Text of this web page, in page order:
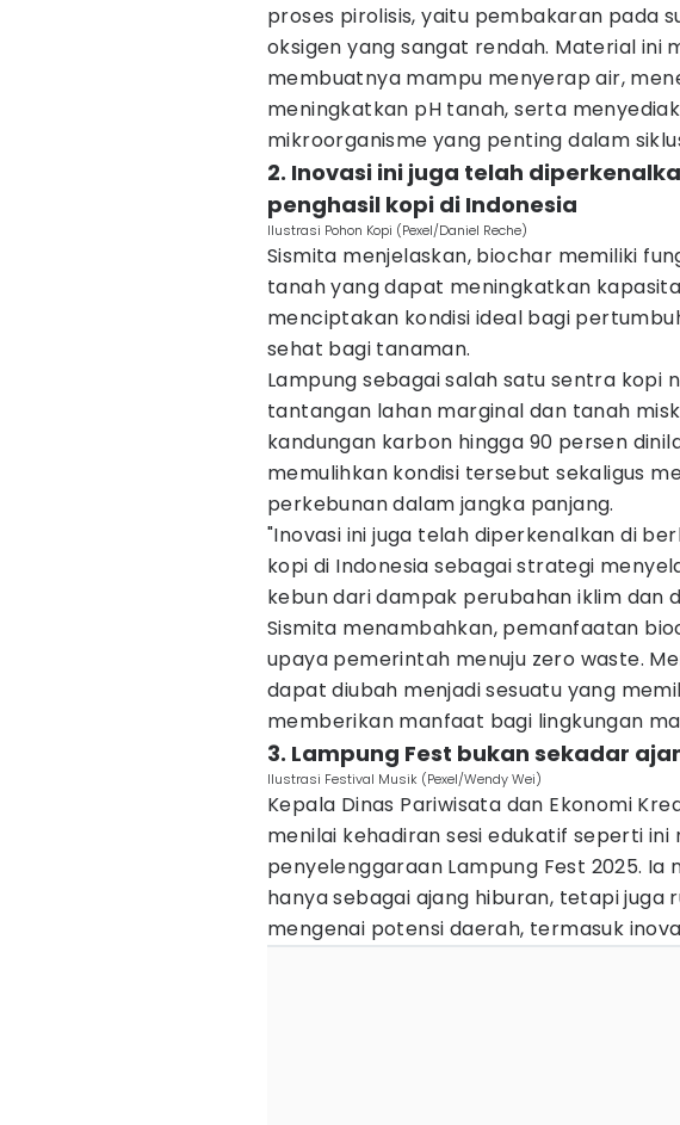
proses pirolisis, yaitu pembakaran pada
oksigen yang sangat rendah. Material ini
membuatnya mampu menyerap air,
meningkatkan pH tanah, serta
mikroorganisme yang penting dalam
2. Inovasi ini juga telah
penghasil kopi di Indonesia
Ilustrasi Pohon Kopi (Pexel/Daniel Reche)
Sismita menjelaskan, biochar memiliki
tanah yang dapat meningkatkan
menciptakan kondisi ideal bagi
sehat bagi tanaman.
Lampung sebagai salah satu sentra kopi
tantangan lahan marginal dan tanah
kandungan karbon hingga 90 persen
memulihkan kondisi tersebut sekaligus
perkebunan dalam jangka panjang.
"Inovasi ini juga telah diperkenalkan di
kopi di Indonesia sebagai strategi
kebun dari dampak perubahan iklim dan
Sismita menambahkan, pemanfaatan
upaya pemerintah menuju zero waste.
dapat diubah menjadi sesuatu yang
memberikan manfaat bagi lingkungan
3. Lampung Fest bukan sekadar
Ilustrasi Festival Musik (Pexel/Wendy Wei)
Kepala Dinas Pariwisata dan Ekonomi
menilai kehadiran sesi edukatif seperti
penyelenggaraan Lampung Fest 2025. Ia
hanya sebagai ajang hiburan, tetapi juga
mengenai potensi daerah, termasuk